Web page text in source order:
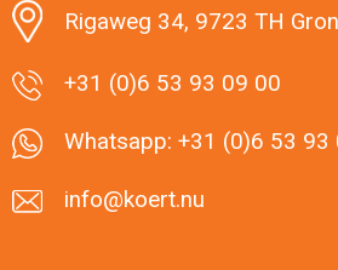
Rigaweg 34, 9723 TH
+31 (0)6 53 93 09 00
Whatsapp: +31 (0)6 53 93
info@koert.nu